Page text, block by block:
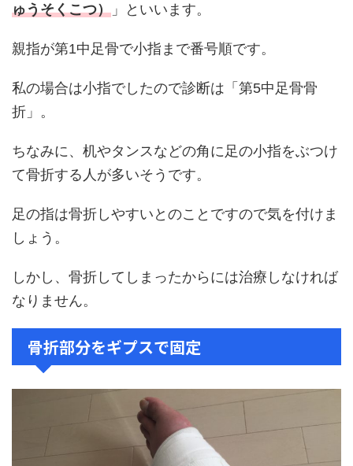
ゅうそくこつ） 」といいます。
親指が第1中足骨で小指まで番号順です。
私の場合は小指でしたので診断は「第5中足骨骨
折」。
ちなみに、机やタンスなどの角に足の小指をぶつけ
て骨折する人が多いそうです。
足の指は骨折しやすいとのことですので気を付けま
しょう。
しかし、骨折してしまったからには治療しなければ
なりません。
骨折部分をギプスで固定